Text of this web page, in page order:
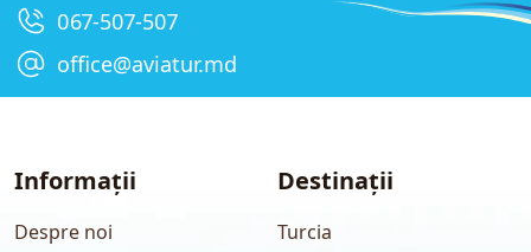
067-507-507
office@aviatur.md
Informații
Despre noi
Destinații
Turcia